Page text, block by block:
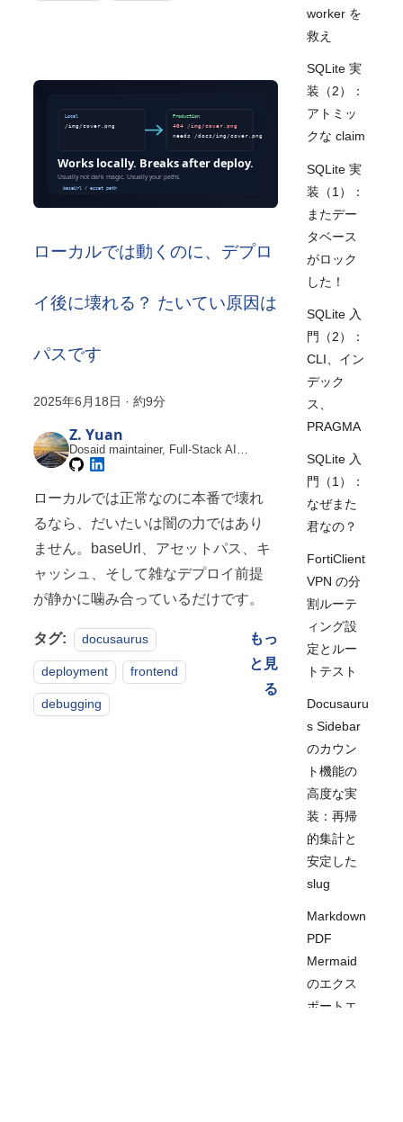
ローカルでは動くのに、デプロ
イ後に壊れる？ たいてい原因は
パスです
2025年6月18日 ·約9分
Z. Yuan
Dosaid maintainer, Full-Stack AI
Engineer
ローカルでは正常なのに本番で壊れ
るなら、だいたいは闇の力ではあり
ません。baseUrl、アセットパス、キ
ャッシュ、そして雑なデプロイ前提
が静かに噛み合っているだけです。
タグ: docusaurus
deployment frontend
debugging
もっ
と見
る
worker を
救え
SQLite 実
装（2）：
アトミッ
クな claim
SQLite 実
装（1）：
またデー
タベース
がロック
した！
SQLite 入
門（2）：
CLI、イン
デック
ス、
PRAGMA
SQLite 入
門（1）：
なぜまた
君なの？
FortiClient
VPN の分
割ルーテ
ィング設
定とルー
トテスト
Docusauru
s Sidebar
のカウン
ト機能の
高度な実
装：再帰
的集計と
安定した
slug
Markdown
PDF
Mermaid
のエクス
ポートエ